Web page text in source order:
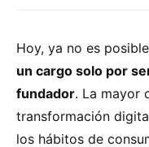
Hoy, ya no es
un cargo solo por
fundador. La mayor
transformación
los hábitos de